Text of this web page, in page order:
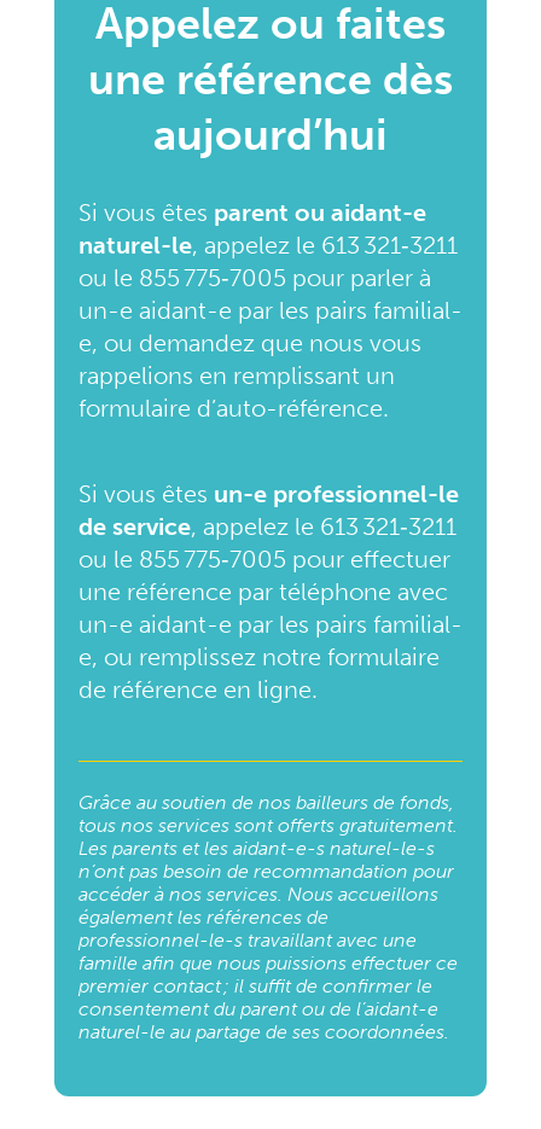
Appelez ou faites
une référence dès
aujourd’hui
Si vous êtes parent ou aidant-e
naturel-le, appelez le 613 321‑3211
ou le 855 775‑7005 pour parler à
un-e aidant-e par les pairs familial-
e, ou demandez que nous vous
rappelions en remplissant un
formulaire d’auto-référence.
Si vous êtes un-e professionnel-le
de service, appelez le 613 321‑3211
ou le 855 775‑7005 pour effectuer
une référence par téléphone avec
un-e aidant-e par les pairs familial-
e, ou remplissez notre formulaire
de référence en ligne.
Grâce au soutien de nos bailleurs de fonds,
tous nos services sont offerts gratuitement.
Les parents et les aidant-e-s naturel-le-s
n’ont pas besoin de recommandation pour
accéder à nos services. Nous accueillons
également les références de
professionnel-le-s travaillant avec une
famille afin que nous puissions effectuer ce
premier contact ; il suffit de confirmer le
consentement du parent ou de l’aidant-e
naturel-le au partage de ses coordonnées.